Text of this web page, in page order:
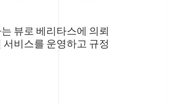
뷰로 베리타스에 의뢰
비스를 운영하고 규정